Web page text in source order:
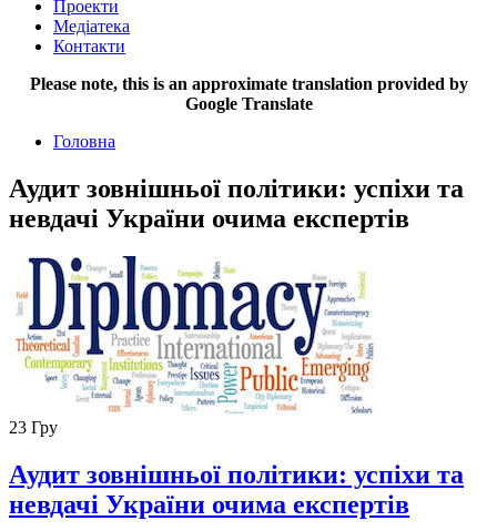
Проекти
Медіатека
Контакти
Please note, this is an approximate translation provided by
Google Translate
Головна
Аудит зовнішньої політики: успіхи та
невдачі України очима експертів
23 Гру
Аудит зовнішньої політики: успіхи та
невдачі України очима експертів